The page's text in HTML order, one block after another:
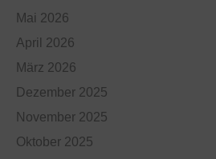
Mai 2026
April 2026
März 2026
Dezember 2025
November 2025
Oktober 2025